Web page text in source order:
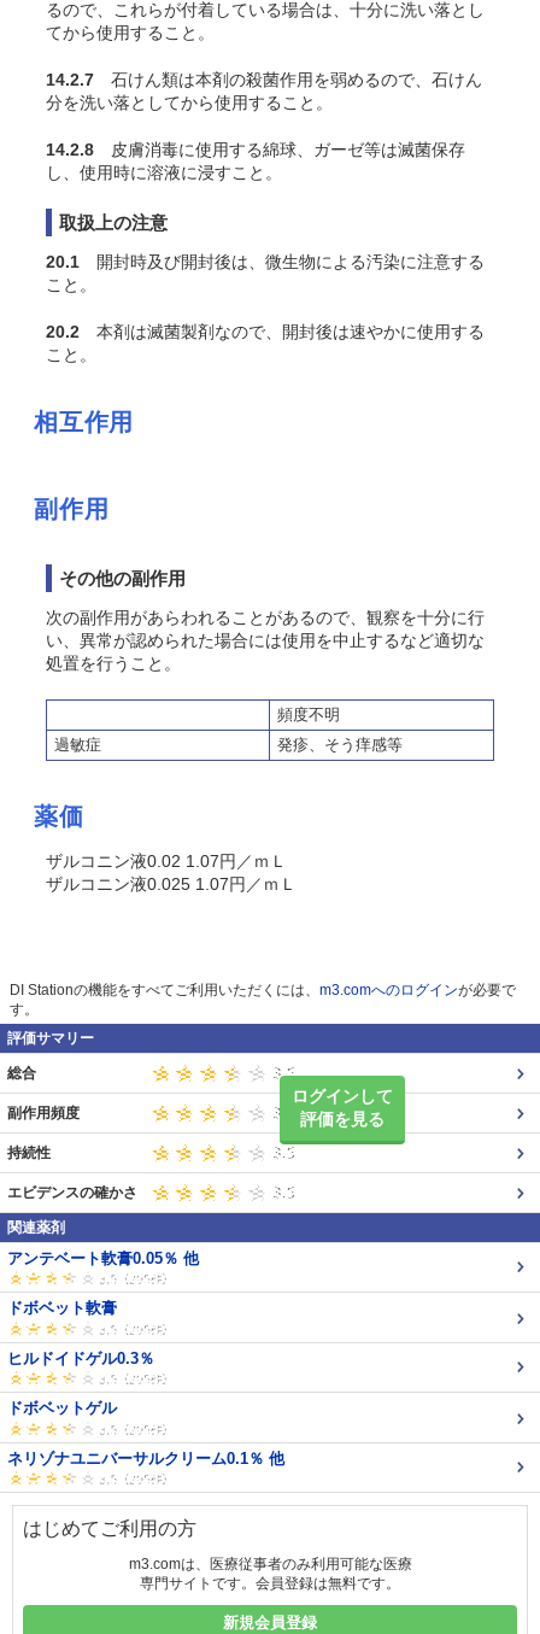
るので、これらが付着している場合は、十分に洗い落とし
てから使用すること。
14.2.7 石けん類は本剤の殺菌作用を弱めるので、石けん
分を洗い落としてから使用すること。
14.2.8 皮膚消毒に使用する綿球、ガーゼ等は滅菌保存
し、使用時に溶液に浸すこと。
取扱上の注意
20.1 開封時及び開封後は、微生物による汚染に注意する
こと。
20.2 本剤は滅菌製剤なので、開封後は速やかに使用する
こと。
相互作用
副作用
その他の副作用
次の副作用があらわれることがあるので、観察を十分に行
い、異常が認められた場合には使用を中止するなど適切な
処置を行うこと。
頻度不明
過敏症
発疹、そう痒感等
薬価
ザルコニン液0.02 1.07円／ｍＬ
ザルコニン液0.025 1.07円／ｍＬ
DI Stationの機能をすべてご利用いただくには、 m3.comへのログインが必要で
す。
評価サマリー
ログインして
評価を見る
総合
副作用頻度
持続性
エビデンスの確かさ
関連薬剤
アンテベート軟膏0.05％ 他
ドボベット軟膏
ヒルドイドゲル0.3％
ドボベットゲル
ネリゾナユニバーサルクリーム0.1％ 他
はじめてご利用の方
m3.comは、医療従事者のみ利用可能な医療
専門サイトです。会員登録は無料です。
新規会員登録